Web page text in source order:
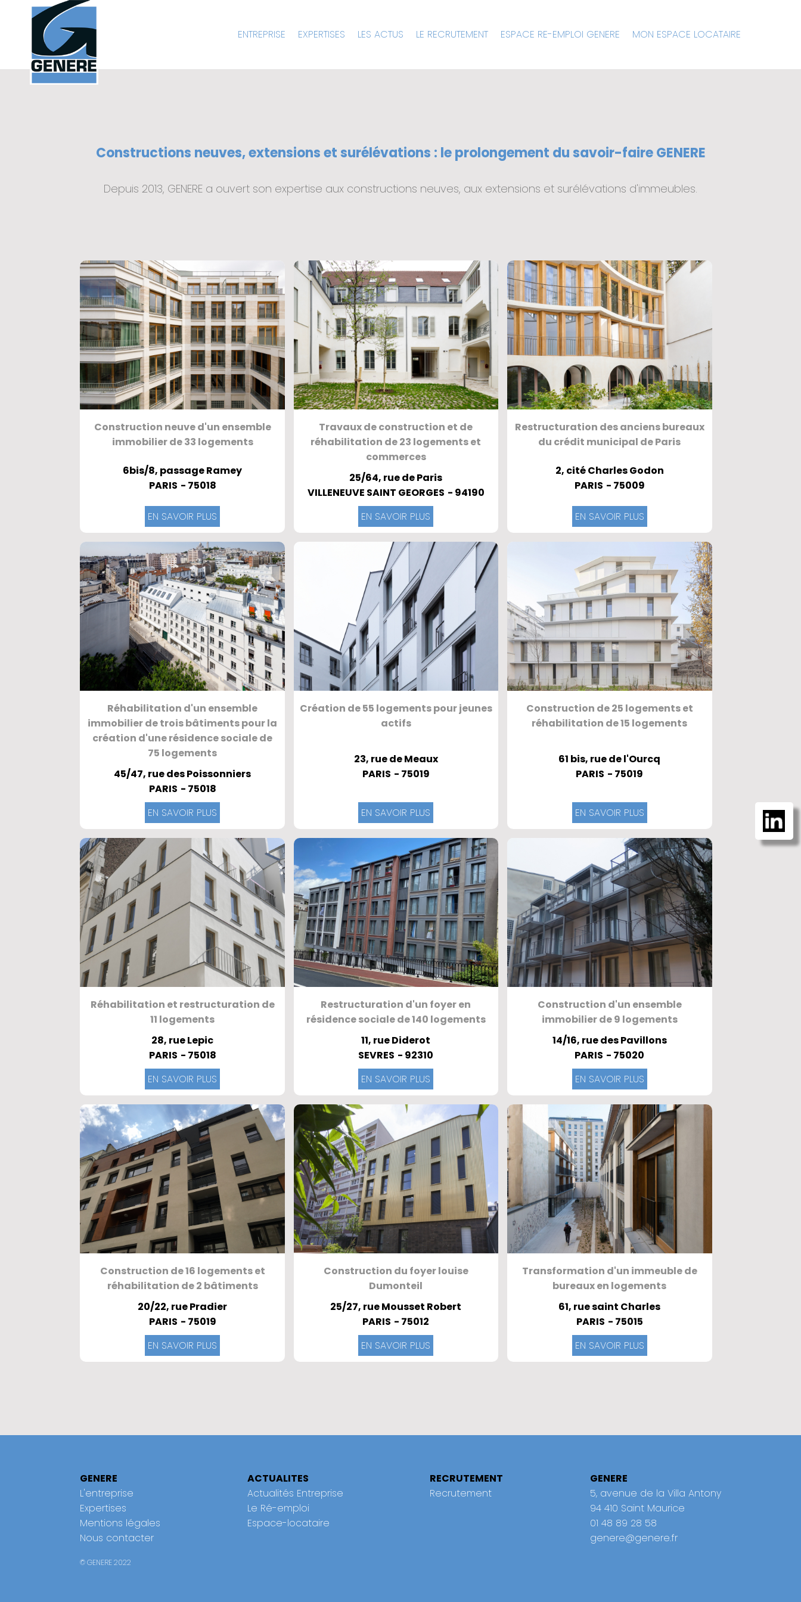
ENTREPRISE EXPERTISES LES ACTUS LE RECRUTEMENT ESPACE RE-EMPLOI GENERE MON ESPACE LOCATAIRE
Constructions neuves, extensions et surélévations : le prolongement du savoir-faire GENERE
Depuis 2013, GENERE a ouvert son expertise aux constructions neuves, aux extensions et surélévations d'immeubles.
Construction neuve d'un ensemble
immobilier de 33 logements
6bis/8, passage Ramey
PARIS - 75018
EN SAVOIR PLUS
Travaux de construction et de
réhabilitation de 23 logements et
commerces
25/64, rue de Paris
VILLENEUVE SAINT GEORGES - 94190
EN SAVOIR PLUS
Restructuration des anciens bureaux
du crédit municipal de Paris
2, cité Charles Godon
PARIS - 75009
EN SAVOIR PLUS
Réhabilitation d'un ensemble
immobilier de trois bâtiments pour la
création d'une résidence sociale de
75 logements
45/47, rue des Poissonniers
PARIS - 75018
EN SAVOIR PLUS
Création de 55 logements pour jeunes
actifs
23, rue de Meaux
PARIS - 75019
EN SAVOIR PLUS
Construction de 25 logements et
réhabilitation de 15 logements
61 bis, rue de l'Ourcq
PARIS - 75019
EN SAVOIR PLUS
Réhabilitation et restructuration de
11 logements
28, rue Lepic
PARIS - 75018
EN SAVOIR PLUS
Restructuration d'un foyer en
résidence sociale de 140 logements
11, rue Diderot
SEVRES - 92310
EN SAVOIR PLUS
Construction d'un ensemble
immobilier de 9 logements
14/16, rue des Pavillons
PARIS - 75020
EN SAVOIR PLUS
Construction de 16 logements et
réhabilitation de 2 bâtiments
20/22, rue Pradier
PARIS - 75019
EN SAVOIR PLUS
Construction du foyer louise
Dumonteil
25/27, rue Mousset Robert
PARIS - 75012
EN SAVOIR PLUS
Transformation d'un immeuble de
bureaux en logements
61, rue saint Charles
PARIS - 75015
EN SAVOIR PLUS
GENERE
L'entreprise
Expertises
Mentions légales
Nous contacter
ACTUALITES
Actualités Entreprise
Le Ré-emploi
Espace-locataire
RECRUTEMENT
Recrutement
GENERE
5, avenue de la Villa Antony
94 410 Saint Maurice
01 48 89 28 58
genere@genere.fr
© GENERE 2022